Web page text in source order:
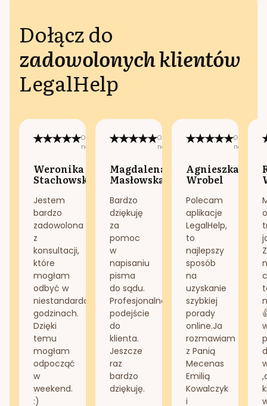
Dołącz do
zadowolonych klientów
LegalHelp
Opublikowano
na:
Weronika
Stachowska
Jestem
bardzo
zadowolona
z
konsultacji,
które
mogłam
odbyć w
niestandardowych
godzinach.
Dzięki
temu
mogłam
odpocząć
w
weekend.
:)
Opublikowano
na:
Magdalena
Masłowska
Bardzo
dziękuję
za
pomoc
w
napisaniu
pisma
do sądu.
Profesjonalne
podejście
do
klienta.
Jeszcze
raz
bardzo
dziękuję.
na:
Agnieszka
Wrobel
Polecam
aplikacje
LegalHelp,
to
najlepszy
sposób
na
uzyskanie
szybkiej
porady
online.Ja
rozmawiam
z Panią
Mecenas
Emilią
Kowalczyk
i